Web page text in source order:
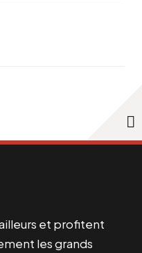
et profitent
les grands